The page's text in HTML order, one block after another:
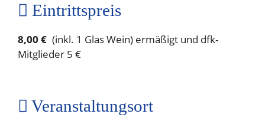
Eintrittspreis
8,00 € (inkl. 1 Glas Wein) ermäßigt und dfk-
Mitglieder 5 €
Veranstaltungsort